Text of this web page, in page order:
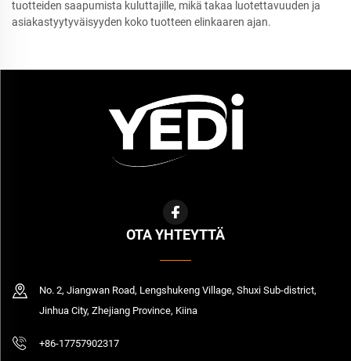
tuotteiden saapumista kuluttajille, mikä takaa luotettavuuden ja
asiakastyytyväisyyden koko tuotteen elinkaaren ajan.
OTA YHTEYTTÄ
No. 2, Jiangwan Road, Lengshukeng Village, Shuxi Sub-district,
Jinhua City, Zhejiang Province, Kiina
+86-17757902317